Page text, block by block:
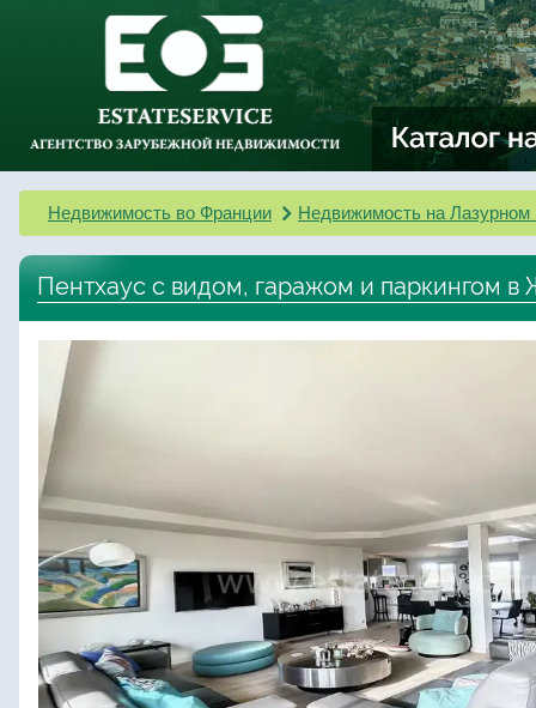
Недвижимость во Франции Недвижимость на Лазурном
Пентхаус с видом, гаражом и паркингом